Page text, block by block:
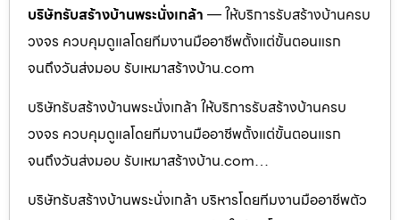
บริษัทรับสร้างบ้านพระนั่งเกล้า — ให้บริการรับสร้างบ้านครบ
วงจร ควบคุมดูแลโดยทีมงานมืออาชีพตั้งแต่ขั้นตอนแรก
จนถึงวันส่งมอบ รับเหมาสร้างบ้าน.com
บริษัทรับสร้างบ้านพระนั่งเกล้า ให้บริการรับสร้างบ้านครบ
วงจร ควบคุมดูแลโดยทีมงานมืออาชีพตั้งแต่ขั้นตอนแรก
จนถึงวันส่งมอบ รับเหมาสร้างบ้าน.com…
บริษัทรับสร้างบ้านพระนั่งเกล้า บริหารโดยทีมงานมืออาชีพตัว